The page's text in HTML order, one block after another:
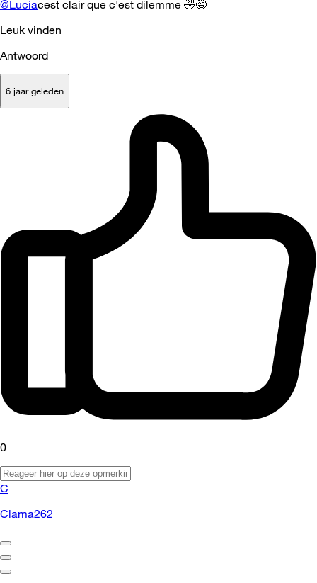
@Luciacest clair que c'est dilemme 🤣😅
Leuk vinden
Antwoord
6 jaar geleden
0
C
Clama262